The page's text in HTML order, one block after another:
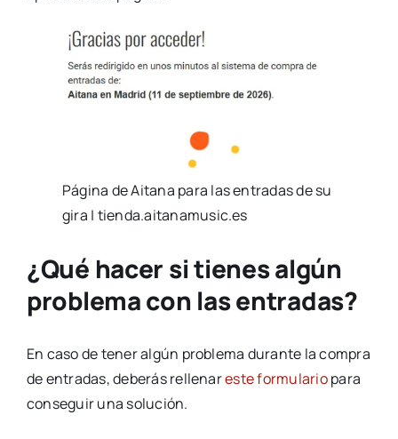
Página de Aitana para las entradas de su
gira | tienda.aitanamusic.es
¿Qué hacer si tienes algún
problema con las entradas?
En caso de tener algún problema durante la compra
de entradas, deberás rellenareste formulariopara
conseguir una solución.